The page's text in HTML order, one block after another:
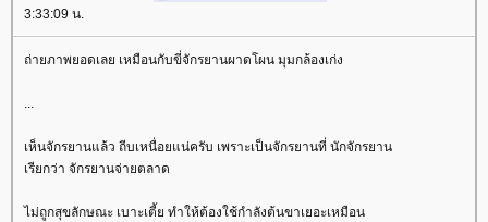
3:33:09 น.
ถ่ายภาพยอดเลย เหมือนกับขี่จักรยานผาดโผน มุมกล้องเก่ง
เห็นจักรยานแล้ว ถีบเหนื่อยแน่ครับ เพราะเป็นจักรยานที่ นักจักรยาน
เรียกว่า จักรยานจ่ายตลาด
ไม่ถูกสุขลักษณะ เบาะเตี้ย ทำให้ต้องใช้กำลังต้นขาเยอะเหมือน